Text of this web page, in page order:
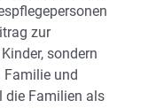
zur
sondern
Familie und
die Familien als